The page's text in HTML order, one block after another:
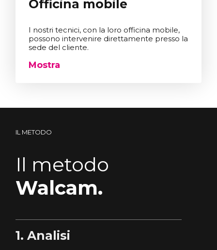
Officina mobile
I nostri tecnici, con la loro officina mobile,
possono intervenire direttamente presso la
sede del cliente.
Mostra
IL METODO
Il metodo
Walcam.
1. Analisi